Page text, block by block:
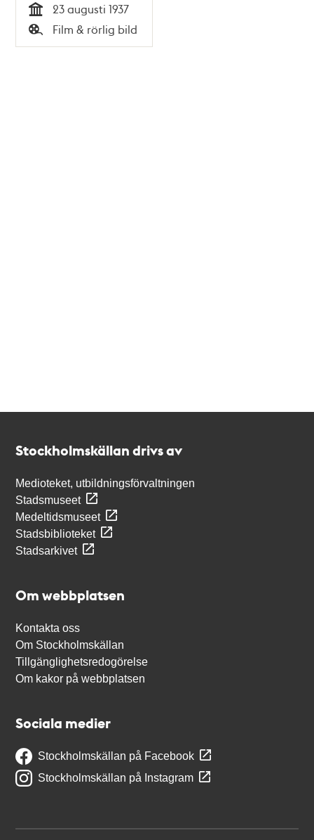
Tid
23 augusti 1937
Typ
Film & rörlig bild
Stockholmskällan drivs av
Medioteket, utbildningsförvaltningen
Stadsmuseet
Medeltidsmuseet
Stadsbiblioteket
Stadsarkivet
Om webbplatsen
Kontakta oss
Om Stockholmskällan
Tillgänglighetsredogörelse
Om kakor på webbplatsen
Sociala medier
Stockholmskällan på Facebook
Stockholmskällan på Instagram